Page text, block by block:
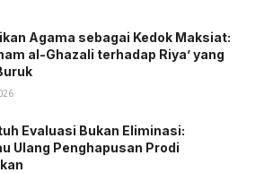
Agama sebagai Kedok Maksiat:
al-Ghazali terhadap Riya’ yang
Evaluasi Bukan Eliminasi:
Ulang Penghapusan Prodi